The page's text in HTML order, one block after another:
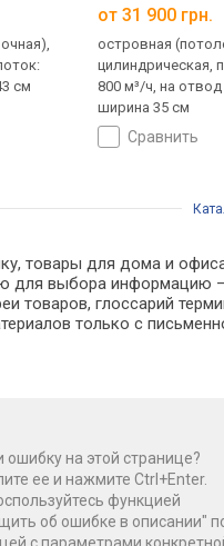
см
от 31 900 грн.
островная
цилиндрическая,
800 м³/ч, на отвод
ширина 35 см
сравнить
товары для дома и
для выбора информацию
товаров, глоссарий
только с
ошибку на этой странице?
ее и нажмите Ctrl+Enter.
функцией
об ошибке в описании"